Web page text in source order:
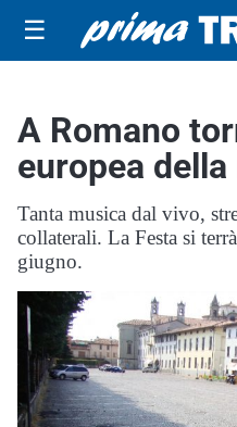
☰
A Romano
europea
Tanta musica dal vivo,
collaterali. La Festa si
giugno.